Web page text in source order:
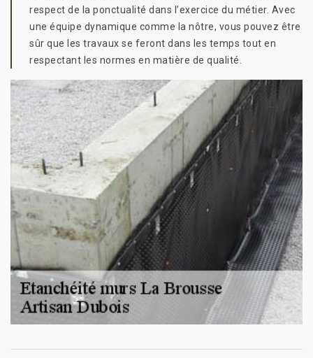
respect de la ponctualité dans l’exercice du métier. Avec
une équipe dynamique comme la nôtre, vous pouvez être
sûr que les travaux se feront dans les temps tout en
respectant les normes en matière de qualité.